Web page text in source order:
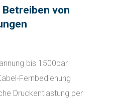
Betreiben von
bis 1500bar
Fernbedienung
Druckentlastung per